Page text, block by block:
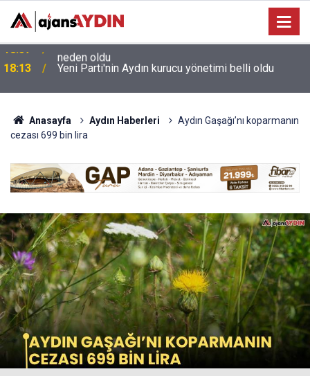
18:13 Yeni Parti'nin Aydın kurucu yönetimi belli oldu
Anasayfa Aydın Haberleri
Aydın Gaşağı’nı koparmanın
cezası 699 bin lira